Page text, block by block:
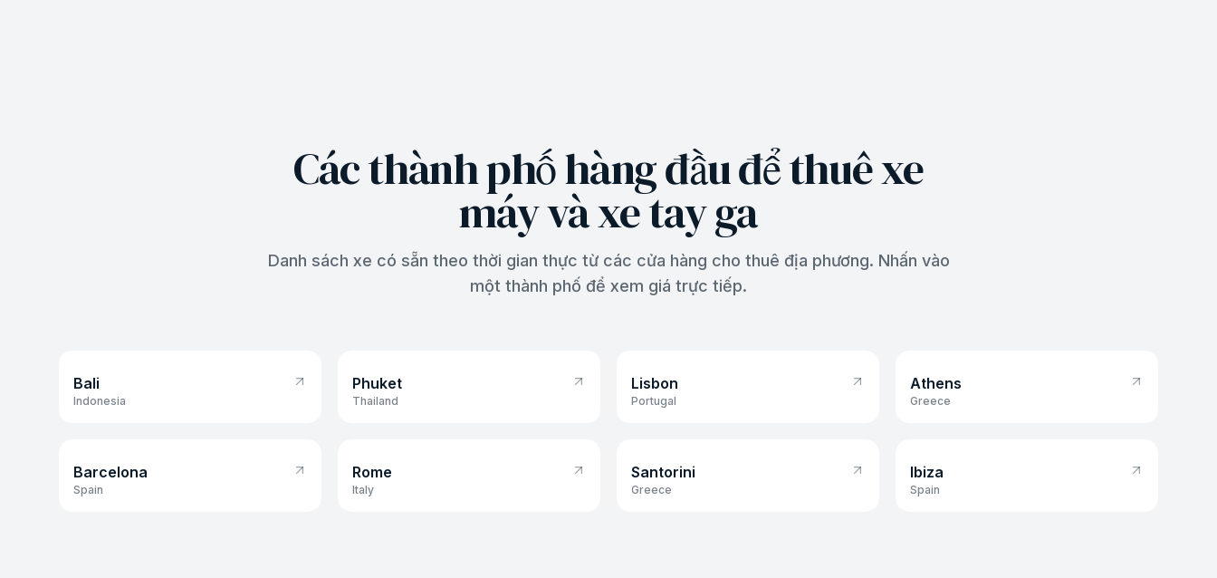
Các thành phố hàng đầu để thuê xe
máy và xe tay ga
Danh sách xe có sẵn theo thời gian thực từ các cửa hàng cho thuê địa phương. Nhấn vào
một thành phố để xem giá trực tiếp.
Bali
Indonesia
Phuket
Thailand
Lisbon
Portugal
Athens
Greece
Barcelona
Spain
Rome
Italy
Santorini
Greece
Ibiza
Spain